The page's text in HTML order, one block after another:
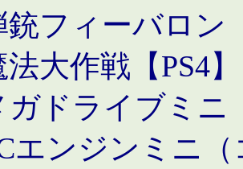
銃フィーバロン
法大作戦【PS4
ガドライブミニ
エンジンミニ